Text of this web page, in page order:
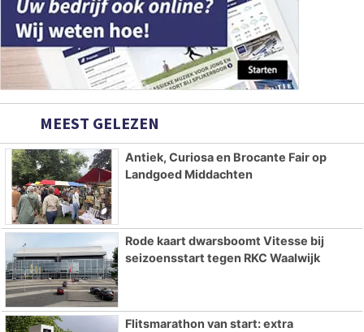
MEEST GELEZEN
Antiek, Curiosa en Brocante Fair op
Landgoed Middachten
Rode kaart dwarsboomt Vitesse bij
seizoensstart tegen RKC Waalwijk
Flitsmarathon van start: extra